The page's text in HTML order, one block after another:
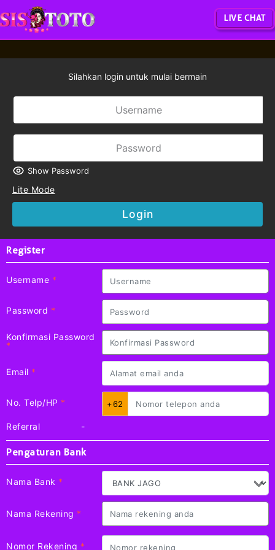
LIVE CHAT
Silahkan login untuk mulai bermain
Show Password
Lite Mode
Login
Register
Username *
Password *
Konfirmasi Password
*
Email *
No. Telp/HP * +62
Referral -
Pengaturan Bank
Nama Bank *
Nama Rekening *
Nomor Rekening *